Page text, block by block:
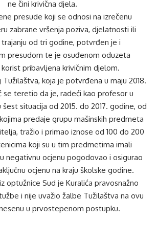
ne čini krivična djela.
presude koji se odnosi na izrečenu
zabrane vršenja poziva, djelatnosti ili
od tri godine, potvrđen je i
presudom te je osuđenom oduzeta
pribavljena krivičnim djelom.
koja je potvrđena u maju 2018.
se teretio da je, radeći kao profesor u
situacija od 2015. do 2017. godine, od
predaje grupu mašinskih predmeta
tražio i primao iznose od 100 do 200
koji su u tim predmetima imali
negativnu ocjenu pogodovao i osigurao
ocjenu na kraju školske godine.
optužnice Sud je Kuralića pravosnažno
i nije uvažio žalbe Tužilaštva na ovu
u prvostepenom postupku.